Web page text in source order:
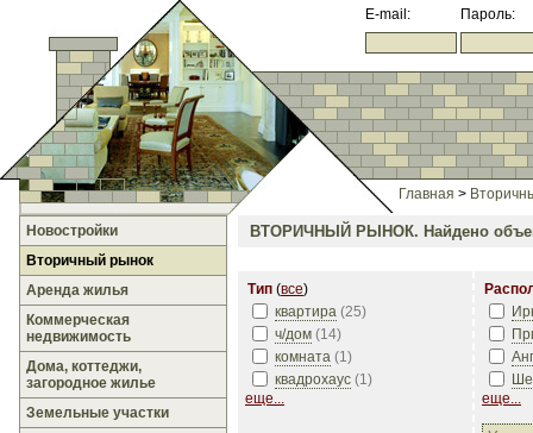
E-mail: Пароль:
Главная >
Новостройки
Вторичный рынок
Аренда жилья
Коммерческая
недвижимость
Дома, коттеджи,
загородное жилье
Земельные участки
ВТОРИЧНЫЙ РЫНОК. Найдено
Тип (все)
квартира (25)
ч/дом (14)
комната (1)
квадрохаус (1)
еще...
еще...